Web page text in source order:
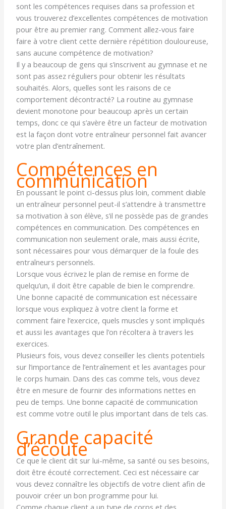
sont les compétences requises dans sa profession et
vous trouverez d’excellentes compétences de motivation
pour être au premier rang. Comment allez-vous faire
faire à votre client cette dernière répétition douloureuse,
sans aucune compétence de motivation?
Il y a beaucoup de gens qui s’inscrivent au gymnase et ne
sont pas assez réguliers pour obtenir les résultats
souhaités. Alors, quelles sont les raisons de ce
comportement décontracté? La routine au gymnase
devient monotone pour beaucoup après un certain
temps, donc ce qui s’avère être un facteur de motivation
est la façon dont votre entraîneur personnel fait avancer
votre plan d’entraînement.
Compétences en
communication
En poussant le point ci-dessus plus loin, comment diable
un entraîneur personnel peut-il s’attendre à transmettre
sa motivation à son élève, s’il ne possède pas de grandes
compétences en communication. Des compétences en
communication non seulement orale, mais aussi écrite,
sont nécessaires pour vous démarquer de la foule des
entraîneurs personnels.
Lorsque vous écrivez le plan de remise en forme de
quelqu’un, il doit être capable de bien le comprendre.
Une bonne capacité de communication est nécessaire
lorsque vous expliquez à votre client la forme et
comment faire l’exercice, quels muscles y sont impliqués
et aussi les avantages que l’on récoltera à travers les
exercices.
Plusieurs fois, vous devez conseiller les clients potentiels
sur l’importance de l’entraînement et les avantages pour
le corps humain. Dans des cas comme tels, vous devez
être en mesure de fournir des informations nettes en
peu de temps. Une bonne capacité de communication
est comme votre outil le plus important dans de tels cas.
Grande capacité
d’écoute
Ce que le client dit sur lui-même, sa santé ou ses besoins,
doit être écouté correctement. Ceci est nécessaire car
vous devez connaître les objectifs de votre client afin de
pouvoir créer un bon programme pour lui.
Comme chaque client a un type de corps et des